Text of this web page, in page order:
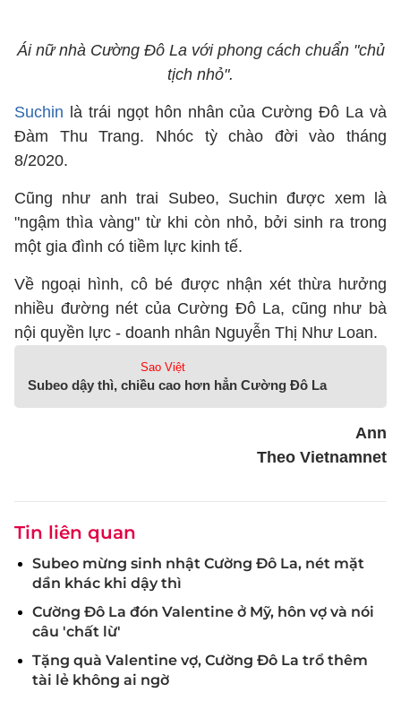
Ái nữ nhà Cường Đô La với phong cách chuẩn "chủ
tịch nhỏ".
Suchin là trái ngọt hôn nhân của Cường Đô La và
Đàm Thu Trang. Nhóc tỳ chào đời vào tháng
8/2020.
Cũng như anh trai Subeo, Suchin được xem là
"ngậm thìa vàng" từ khi còn nhỏ, bởi sinh ra trong
một gia đình có tiềm lực kinh tế.
Về ngoại hình, cô bé được nhận xét thừa hưởng
nhiều đường nét của Cường Đô La, cũng như bà
nội quyền lực - doanh nhân Nguyễn Thị Như Loan.
Sao Việt
Subeo dậy thì, chiều cao hơn hẳn Cường Đô La
Ann
Theo Vietnamnet
Tin liên quan
Subeo mừng sinh nhật Cường Đô La, nét mặt
dần khác khi dậy thì
Cường Đô La đón Valentine ở Mỹ, hôn vợ và nói
câu 'chất lừ'
Tặng quà Valentine vợ, Cường Đô La trổ thêm
tài lẻ không ai ngờ